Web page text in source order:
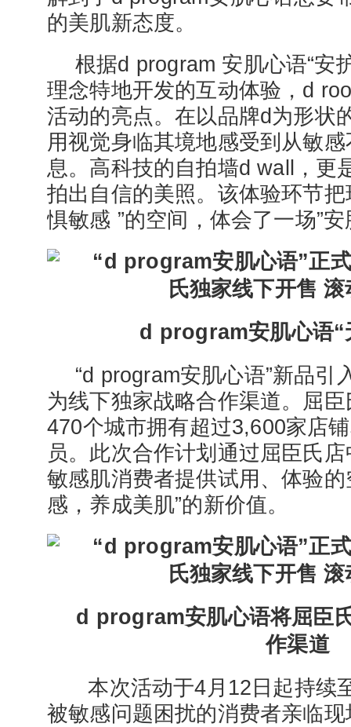
的美肌新态度。
根据d program 安肌心语“安
理念特地开发的互动体验，d
活动的亮点。在以品牌d为形状
用视觉身临其境地感受到从敏
息。高科技的自拍墙d wall，更
拍出自信的美照。该体验环节
惧敏感 ”的空间，体会了一场”
d program安肌心语“
“d program安肌心语”新品引
为线下独家战略合作渠道。屈
470个城市拥有超过3,600家店
员。此次合作计划通过屈臣氏
敏感肌消费者提供试用、体验的
感，养成美肌”的新价值。
d program安肌心语将屈臣
作渠道
本次活动于4月12日起持续
被敏感问题困扰的消费者亲临